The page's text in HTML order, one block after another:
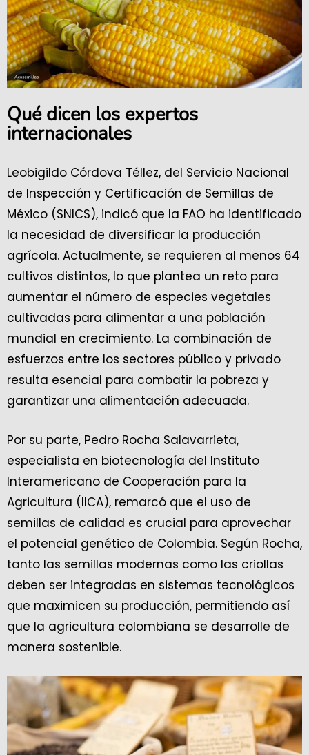
Qué dicen los expertos
internacionales
Leobigildo Córdova Téllez, del Servicio Nacional
de Inspección y Certificación de Semillas de
México (SNICS), indicó que la FAO ha identificado
la necesidad de diversificar la producción
agrícola. Actualmente, se requieren al menos 64
cultivos distintos, lo que plantea un reto para
aumentar el número de especies vegetales
cultivadas para alimentar a una población
mundial en crecimiento. La combinación de
esfuerzos entre los sectores público y privado
resulta esencial para combatir la pobreza y
garantizar una alimentación adecuada.
Por su parte, Pedro Rocha Salavarrieta,
especialista en biotecnología del Instituto
Interamericano de Cooperación para la
Agricultura (IICA), remarcó que el uso de
semillas de calidad es crucial para aprovechar
el potencial genético de Colombia. Según Rocha,
tanto las semillas modernas como las criollas
deben ser integradas en sistemas tecnológicos
que maximicen su producción, permitiendo así
que la agricultura colombiana se desarrolle de
manera sostenible.